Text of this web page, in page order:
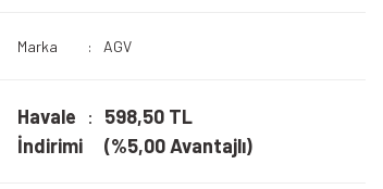
Marka AGV
Havale
İndirimi
598,50 TL
(%5,00 Avantajlı)